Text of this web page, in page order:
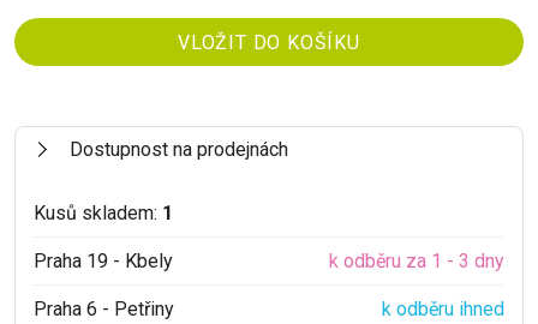
Dostupnost na prodejnách
Kusů skladem: 1
Praha 19 - Kbely k odběru za 1 - 3 dny
Praha 6 - Petřiny k odběru ihned